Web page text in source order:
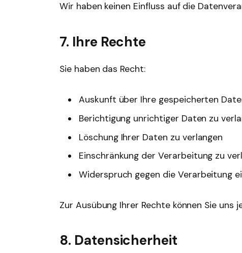
Wir haben keinen Einfluss auf die
7. Ihre Rechte
Sie haben das Recht:
Auskunft über Ihre gespeicherten
Berichtigung unrichtiger Daten zu
Löschung Ihrer Daten zu verlangen
Einschränkung der Verarbeitung zu
Widerspruch gegen die Verarbeitung
Zur Ausübung Ihrer Rechte können Sie uns
8. Datensicherheit